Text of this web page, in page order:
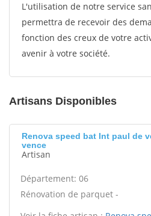
L'utilisation de notre service
permettra de recevoir des
fonction des creux de votre
avenir à votre société.
Artisans Disponibles
Renova speed bat Int paul de
vence
Artisan
Département: 06
Rénovation de parquet -